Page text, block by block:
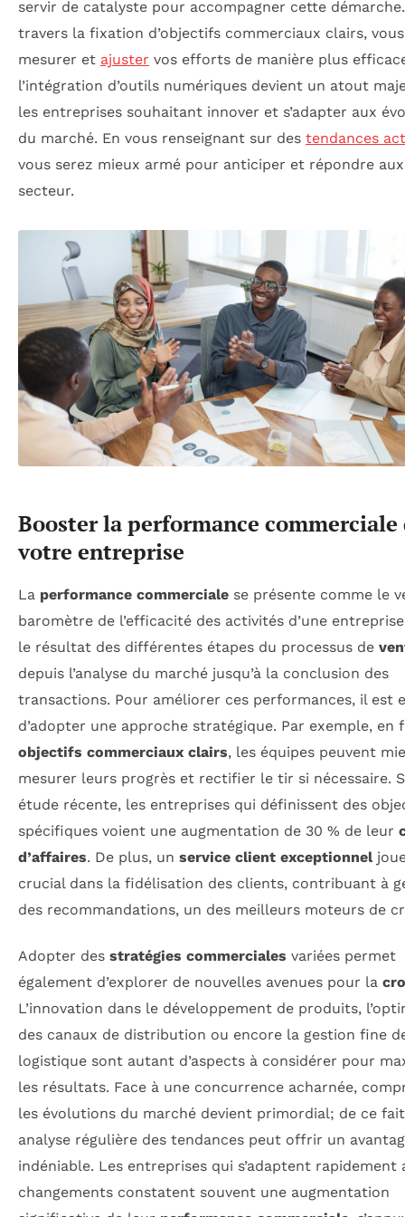
servir de catalyste pour accompagner cette
travers la fixation d’objectifs commerciaux clairs,
mesurer et ajuster vos efforts de manière plus
l’intégration d’outils numériques devient un atout
les entreprises souhaitant innover et s’adapter aux
du marché. En vous renseignant sur des tendances
vous serez mieux armé pour anticiper et répondre
secteur.
Booster la performance commerciale
votre entreprise
La performance commerciale se présente comme le
baromètre de l’efficacité des activités d’une
le résultat des différentes étapes du processus de
depuis l’analyse du marché jusqu’à la conclusion des
transactions. Pour améliorer ces performances, il est
d’adopter une approche stratégique. Par exemple, en
objectifs commerciaux clairs, les équipes peuvent
mesurer leurs progrès et rectifier le tir si nécessaire.
étude récente, les entreprises qui définissent des
spécifiques voient une augmentation de 30 % de leur
d’affaires. De plus, un service client exceptionnel
crucial dans la fidélisation des clients, contribuant à
des recommandations, un des meilleurs moteurs de
Adopter des stratégies commerciales variées permet
également d’explorer de nouvelles avenues pour la
L’innovation dans le développement de produits,
des canaux de distribution ou encore la gestion fine
logistique sont autant d’aspects à considérer pour
les résultats. Face à une concurrence acharnée,
les évolutions du marché devient primordial; de ce
analyse régulière des tendances peut offrir un
indéniable. Les entreprises qui s’adaptent rapidement
changements constatent souvent une augmentation